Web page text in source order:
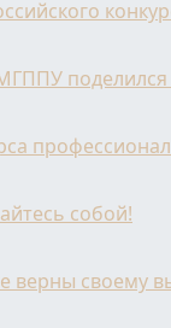
собой!
верны своему